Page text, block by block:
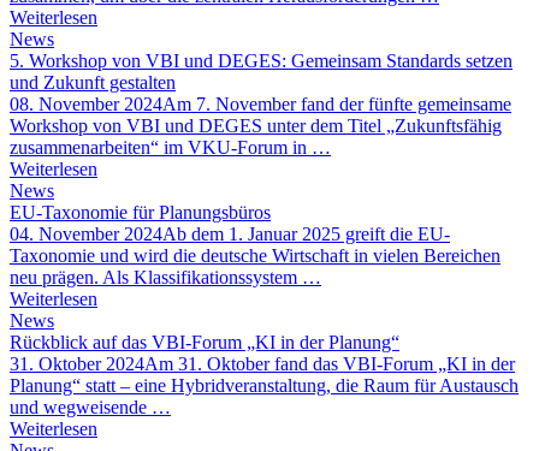
Weiterlesen
News
5. Workshop von VBI und DEGES: Gemeinsam Standards setzen
und Zukunft gestalten
08. November 2024Am 7. November fand der fünfte gemeinsame
Workshop von VBI und DEGES unter dem Titel „Zukunftsfähig
zusammenarbeiten“ im VKU-Forum in …
Weiterlesen
News
EU-Taxonomie für Planungsbüros
04. November 2024Ab dem 1. Januar 2025 greift die EU-
Taxonomie und wird die deutsche Wirtschaft in vielen Bereichen
neu prägen. Als Klassifikationssystem …
Weiterlesen
News
Rückblick auf das VBI-Forum „KI in der Planung“
31. Oktober 2024Am 31. Oktober fand das VBI-Forum „KI in der
Planung“ statt – eine Hybridveranstaltung, die Raum für Austausch
und wegweisende …
Weiterlesen